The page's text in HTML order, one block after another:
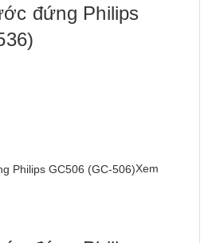
đứng Philips
Xem